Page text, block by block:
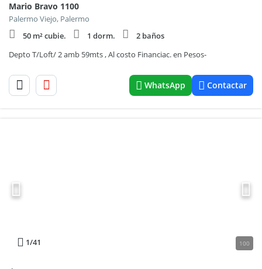
Mario Bravo 1100
Palermo Viejo, Palermo
50 m² cubie.
1 dorm.
2 baños
Depto T/Loft/ 2 amb 59mts , Al costo Financiac. en Pesos-
WhatsApp Contactar
1/41 100